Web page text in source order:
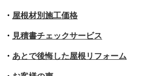
・ 屋根材別施工価格
・ 見積書チェックサービス
・ あとで後悔した屋根リフォーム